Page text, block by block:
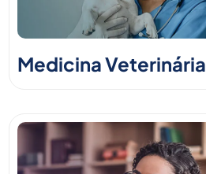
Medicina Veterinária